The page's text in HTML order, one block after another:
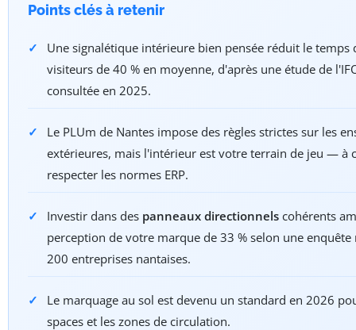
Points clés à retenir
Une signalétique intérieure bien pensée réduit le temps
visiteurs de 40 % en moyenne, d'après une étude de
consultée en 2025.
Le PLUm de Nantes impose des règles strictes sur les
extérieures, mais l'intérieur est votre terrain de jeu — à
respecter les normes ERP.
Investir dans des panneaux directionnels cohérents
perception de votre marque de 33 % selon une enquête
200 entreprises nantaises.
Le marquage au sol est devenu un standard en 2026
spaces et les zones de circulation.